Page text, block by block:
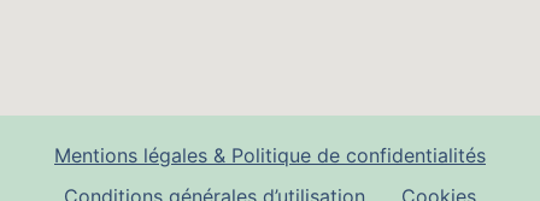
Mentions légales & Politique de confidentialités